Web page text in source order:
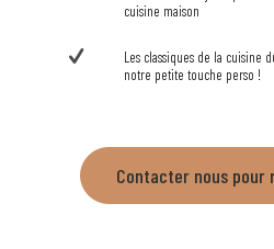
cuisine maison
Les classiques de la cuisine
notre petite touche perso !
Contacter nous pour